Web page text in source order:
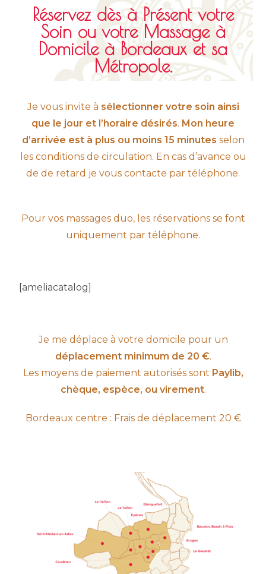
Réservez dès à Présent votre
Soin ou votre Massage à
Domicile à Bordeaux et sa
Métropole.
Je vous invite à sélectionner votre soin ainsi
que le jour et l’horaire désirés. Mon heure
d’arrivée est à plus ou moins 15 minutes selon
les conditions de circulation. En cas d’avance ou
de de retard je vous contacte par téléphone.
Pour vos massages duo, les réservations se font
uniquement par téléphone.
[ameliacatalog]
Je me déplace à votre domicile pour un
déplacement minimum de 20 €.
Les moyens de paiement autorisés sont Paylib,
chèque, espèce, ou virement.
Bordeaux centre : Frais de déplacement 20 €